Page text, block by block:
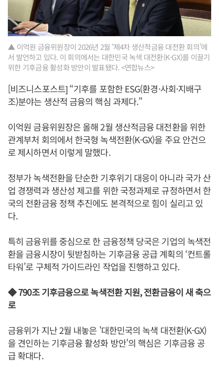
▲ 이억원 금융위원장이 2026년 2월 ‘제4차 생산적금융 대전환 회의’에
서 발언하고 있다. 이 회의에서는 대한민국 녹색 대전환(K-GX)를 이끌기
위한 기후금융 활성화 방안이 발표됐다. <연합뉴스>
[비즈니스포스트] “기후를 포함한 ESG(환경·사회·지배구
조)분야는 생산적 금융의 핵심 과제다.”
이억원 금융위원장은 올해 2월 생산적금융 대전환을 위한
관계부처 회의에서 한국형 녹색전환(K-GX)을 주요 안건으
로 제시하면서 이렇게 말했다.
정부가 녹색전환을 단순한 기후위기 대응이 아니라 국가 산
업 경쟁력과 생산성 제고를 위한 국정과제로 규정하면서 한
국의 전환금융 정책 추진에도 본격적으로 힘이 실리고 있
다.
특히 금융위를 중심으로 한 금융정책 당국은 기업의 녹색전
환을 금융시장이 뒷받침하는 기후금융 공급 계획의 ‘컨트롤
타워’로 구체적 가이드라인 작업을 진행하고 있다.
◆ 790조 기후금융으로 녹색전환 지원, 전환금융이 새 축으
로
금융위가 지난 2월 내놓은 '대한민국의 녹색 대전환(K-GX)
을 견인하는 기후금융 활성화 방안'의 핵심은 기후금융 공
급 확대다.